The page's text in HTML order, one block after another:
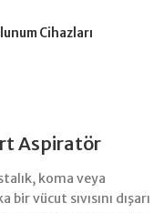
Cihazları
Aspiratör
koma veya
vücut sıvısını dışarı